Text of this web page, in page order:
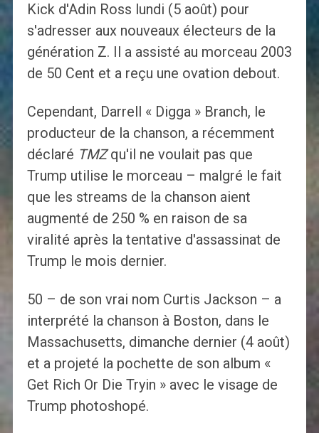
Kick d'Adin Ross lundi (5 août) pour
s'adresser aux nouveaux électeurs de la
génération Z. Il a assisté au morceau 2003
de 50 Cent et a reçu une ovation debout.
Cependant, Darrell « Digga » Branch, le
producteur de la chanson, a récemment
déclaré TMZqu'il ne voulait pas que
Trump utilise le morceau – malgré le fait
que les streams de la chanson aient
augmenté de 250 % en raison de sa
viralité après la tentative d'assassinat de
Trump le mois dernier.
50 – de son vrai nom Curtis Jackson – a
interprété la chanson à Boston, dans le
Massachusetts, dimanche dernier (4 août)
et a projeté la pochette de son album «
Get Rich Or Die Tryin » avec le visage de
Trump photoshopé.